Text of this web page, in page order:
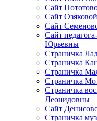
Сайт
Сайт
Сайт
Сайт
Юрьевны
Страничка
Страничка
Страничка
Страничка
Cтраничка
Леонидовны
Сайт
Страничка